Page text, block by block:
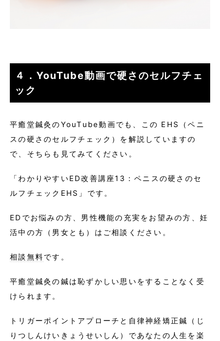
４．YouTube動画で硬さのセルフチェ
ック
平癒堂鍼灸のYouTube動画でも、この EHS（ペニ
スの硬さのセルフチェック）を解説していますの
で、そちらも見てみてください。
「わかりやすいED改善講座13：ペニスの硬さのセ
ルフチェックEHS」です。
EDでお悩みの方、男性機能の充実をお望みの方、妊
活中の方（男女とも）はご相談ください。
相談無料です。
平癒堂鍼灸の鍼は恥ずかしい思いをすることなく受
けられます。
トリガーポイントアプローチと自律神経矯正鍼（じ
りつしんけいきょうせいしん）であなたの人生を楽